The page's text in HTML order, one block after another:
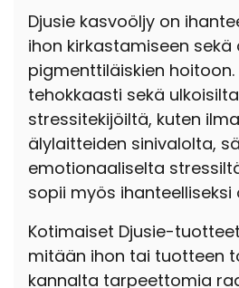
Djusie kasvoöljy on
ihon kirkastamiseen sekä
pigmenttiläiskien
tehokkaasti sekä
stressitekijöiltä, kuten
älylaitteiden sinivalolta,
emotionaaliselta
sopii myös ihanteelliseksi
Kotimaiset Djusie-
mitään ihon tai tuotteen
kannalta tarpeettomia